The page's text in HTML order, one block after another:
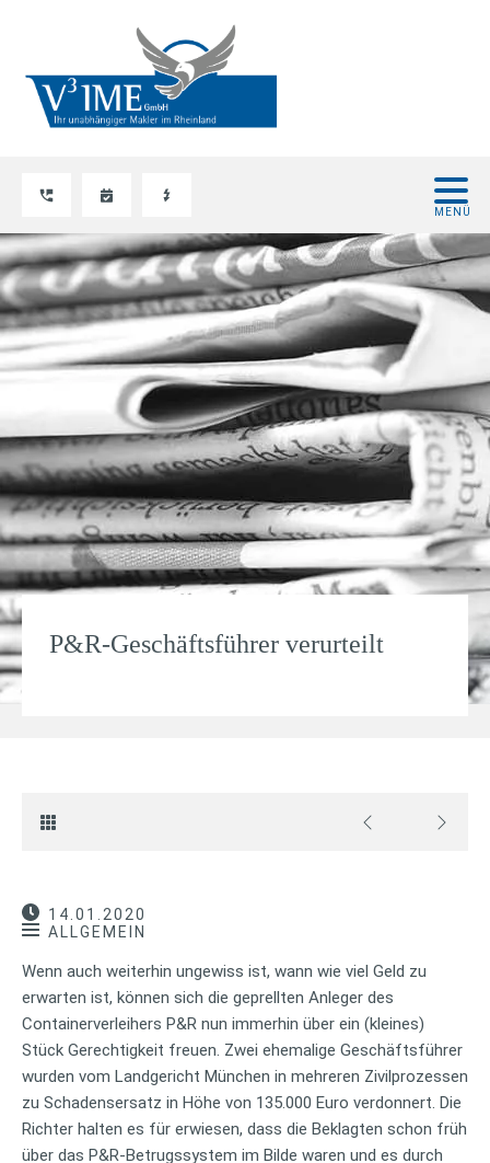
P&R-Geschäftsführer verurteilt
14.01.2020
ALLGEMEIN
Wenn auch weiterhin ungewiss ist, wann wie viel Geld zu
erwarten ist, können sich die geprellten Anleger des
Containerverleihers P&R nun immerhin über ein (kleines)
Stück Gerechtigkeit freuen. Zwei ehemalige Geschäftsführer
wurden vom Landgericht München in mehreren Zivilprozessen
zu Schadensersatz in Höhe von 135.000 Euro verdonnert. Die
Richter halten es für erwiesen, dass die Beklagten schon früh
über das P&R-Betrugssystem im Bilde waren und es durch